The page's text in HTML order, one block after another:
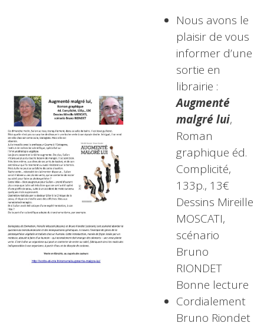
Nous avons le
plaisir de vous
informer d’une
sortie en
librairie :
Augmenté
malgré lui,
Roman
graphique éd.
Complicité,
133p., 13€
Dessins Mireille
MOSCATI,
scénario
Bruno
RIONDET
Bonne lecture
Cordialement
Bruno Riondet